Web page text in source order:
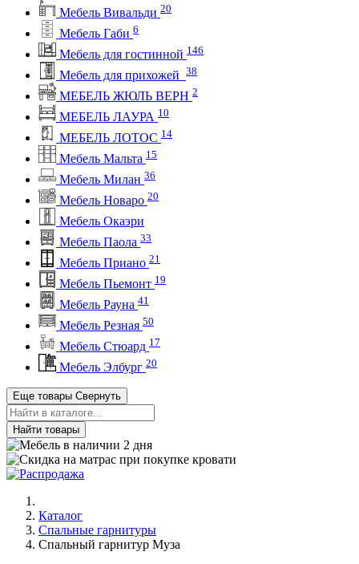
Мебель Вивальди 20
Мебель Габи 6
Мебель для гостинной 146
Мебель для прихожей 38
МЕБЕЛЬ ЖЮЛЬ ВЕРН 2
МЕБЕЛЬ ЛАУРА 10
МЕБЕЛЬ ЛОТОС 14
Мебель Мальта 15
Мебель Милан 36
Мебель Новаро 20
Мебель Окаэри
Мебель Паола 33
Мебель Приано 21
Мебель Пьемонт 19
Мебель Рауна 41
Мебель Резная 50
Мебель Стюард 17
Мебель Элбург 20
Еще товары Свернуть
Найти товары
Каталог
Спальные гарнитуры
Спальный гарнитур Муза